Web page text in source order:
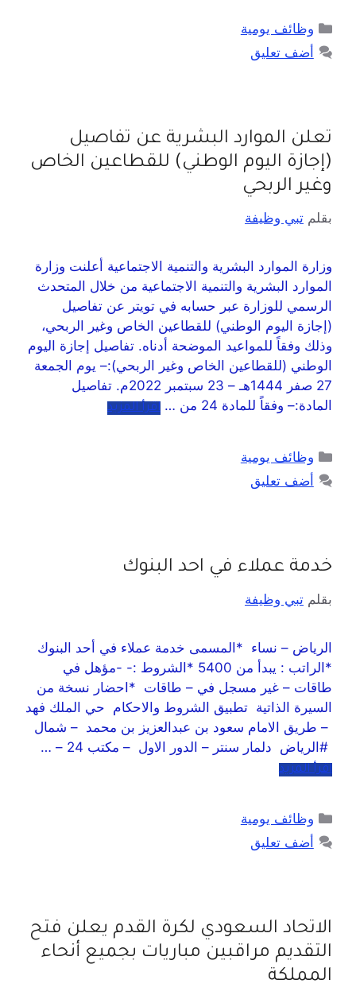
وظائف يومية
أضف تعليق
تعلن الموارد البشرية عن تفاصيل
(إجازة اليوم الوطني) للقطاعين الخاص
وغير الربحي
بقلم تبي وظيفة
وزارة الموارد البشرية والتنمية الاجتماعية أعلنت وزارة
الموارد البشرية والتنمية الاجتماعية من خلال المتحدث
الرسمي للوزارة عبر حسابه في تويتر عن تفاصيل
(إجازة اليوم الوطني) للقطاعين الخاص وغير الربحي،
وذلك وفقاً للمواعيد الموضحة أدناه. تفاصيل إجازة اليوم
الوطني (للقطاعين الخاص وغير الربحي):– يوم الجمعة
27 صفر 1444هـ – 23 سبتمبر 2022م. تفاصيل
المادة:– وفقاً للمادة 24 من …
اقرأ المزيد
وظائف يومية
أضف تعليق
خدمة عملاء في احد البنوك
بقلم تبي وظيفة
الرياض – نساء *المسمى خدمة عملاء في أحد البنوك
*الراتب : يبدأ من 5400 *الشروط :- -مؤهل في
طاقات – غير مسجل في – طاقات *احضار نسخة من
السيرة الذاتية تطبيق الشروط والاحكام حي الملك فهد
– طريق الامام سعود بن عبدالعزيز بن محمد – شمال
#الرياض دلمار سنتر – الدور الاول – مكتب 24 – …
اقرأ المزيد
وظائف يومية
أضف تعليق
الاتحاد السعودي لكرة القدم يعلن فتح
التقديم مراقبين مباريات بجميع أنحاء
المملكة